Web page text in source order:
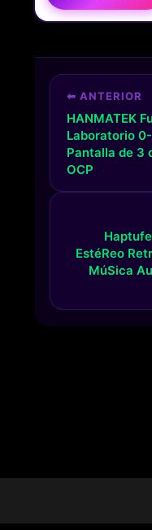
⬅ ANTERIOR
HANMATEK
Laboratorio
Pantalla de 3
OCP
EstéReo
MúSica